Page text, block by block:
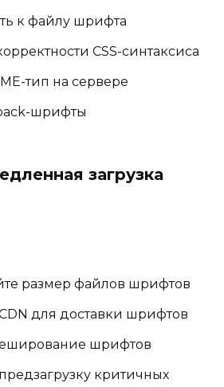
к файлу шрифта
CSS-синтаксиса
тип на сервере
шрифты
загрузка
размер файлов шрифтов
для доставки шрифтов
шрифтов
критичных